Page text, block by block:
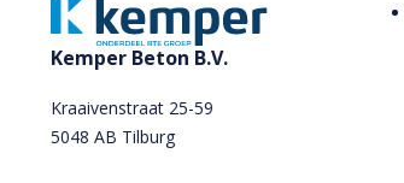
Kemper Beton B.V.
Kraaivenstraat 25-59
5048 AB Tilburg